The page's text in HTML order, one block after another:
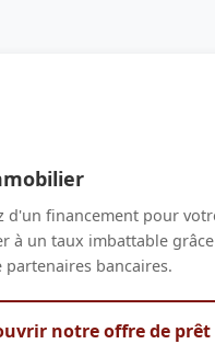
d'un financement pour
à un taux imbattable
partenaires bancaires.
notre offre de prêt